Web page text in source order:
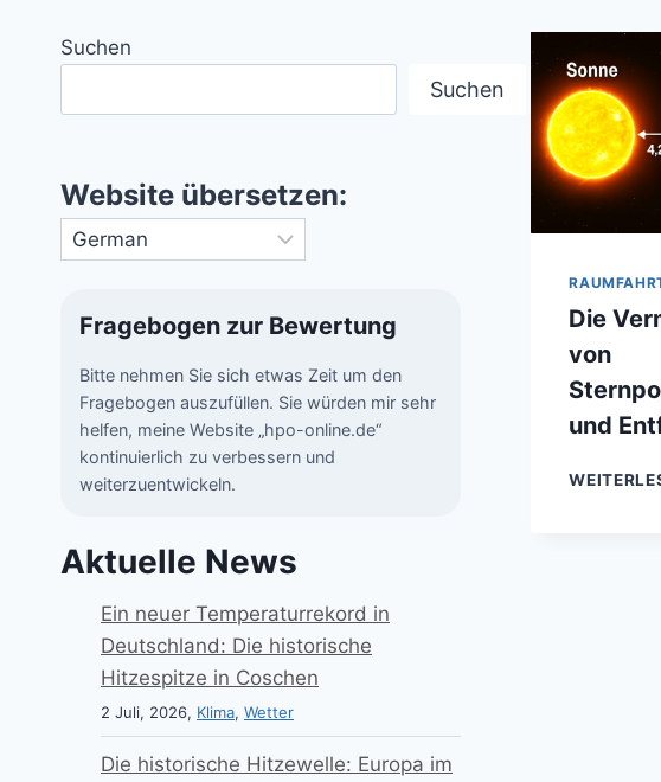
Die
von
und
Suchen
Suchen
Website übersetzen:
Fragebogen zur Bewertung
Bitte nehmen Sie sich etwas Zeit um den
Fragebogen auszufüllen. Sie würden mir sehr
helfen, meine Website „hpo-online.de“
kontinuierlich zu verbessern und
weiterzuentwickeln.
Aktuelle News
Ein neuer Temperaturrekord in
Deutschland: Die historische
Hitzespitze in Coschen
2 Juli, 2026, Klima, Wetter
Die historische Hitzewelle: Europa im